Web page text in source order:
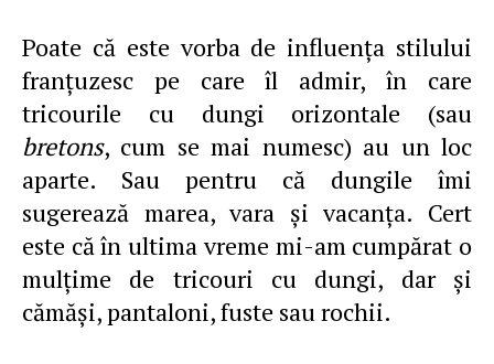
Poate că este vorba de influenţa stilului
franţuzesc pe care îl admir, în care
tricourile cu dungi orizontale (sau
bretons, cum se mai numesc) au un loc
aparte. Sau pentru că dungile îmi
sugerează marea, vara şi vacanţa. Cert
este că în ultima vreme mi-am cumpărat o
mulţime de tricouri cu dungi, dar şi
cămăşi, pantaloni, fuste sau rochii.